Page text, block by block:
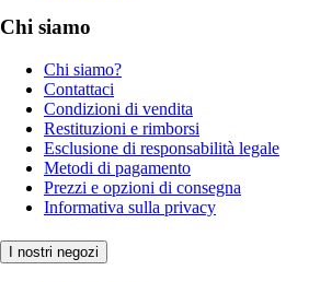
Chi siamo
Chi siamo?
Contattaci
Condizioni di vendita
Restituzioni e rimborsi
Esclusione di responsabilità legale
Metodi di pagamento
Prezzi e opzioni di consegna
Informativa sulla privacy
I nostri negozi